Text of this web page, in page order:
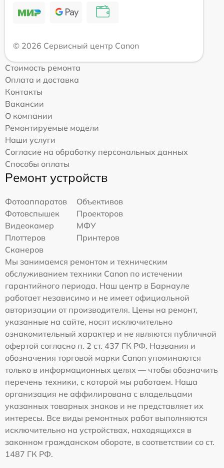
© 2026 Сервисный центр Canon
Стоимость ремонта
Оплата и доставка
Контакты
Вакансии
О компании
Ремонтируемые модели
Наши услуги
Согласие на обработку персональных данных
Способы оплаты
Ремонт устройств
Фотоаппаратов
Объективов
Фотовспышек
Проекторов
Видеокамер
МФУ
Плоттеров
Принтеров
Сканеров
Мы занимаемся ремонтом и техническим
обслуживанием техники Canon по истечении
гарантийного периода. Наш центр в Барнауле
работает независимо и не имеет официальной
авторизации от производителя. Цены на ремонт,
указанные на сайте, носят исключительно
ознакомительный характер и не являются публичной
офертой согласно п. 2 ст. 437 ГК РФ. Названия и
обозначения торговой марки Canon упоминаются
только в информационных целях — чтобы обозначить
перечень техники, с которой мы работаем. Наша
организация не аффилирована с владельцами
указанных товарных знаков и не представляет их
интересы. Все виды ремонтных работ выполняются
исключительно на устройствах, находящихся в
законном гражданском обороте, в соответствии со ст.
1487 ГК РФ.